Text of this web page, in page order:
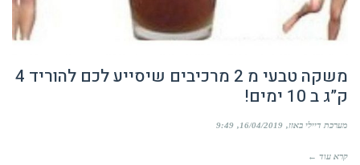
משקה טבעי מ 2 מרכיבים שיסייע לכם להוריד 4
ק”ג ב 10 ימים!
מערכת דיילי באזז 16/04/2019
9:49
קרא עוד ←